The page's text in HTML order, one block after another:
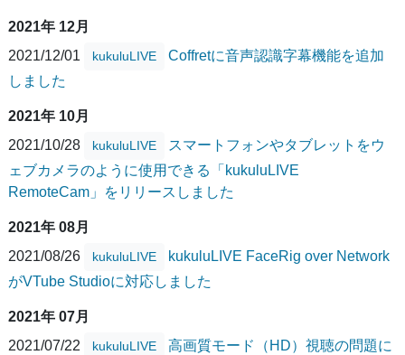
2021年 12月
2021/12/01
kukuluLIVE
Coffretに音声認識字幕機能を追加
しました
2021年 10月
2021/10/28
kukuluLIVE
スマートフォンやタブレットをウ
ェブカメラのように使用できる「kukuluLIVE
RemoteCam」をリリースしました
2021年 08月
2021/08/26
kukuluLIVE
kukuluLIVE FaceRig over Network
がVTube Studioに対応しました
2021年 07月
2021/07/22
kukuluLIVE
高画質モード（HD）視聴の問題に